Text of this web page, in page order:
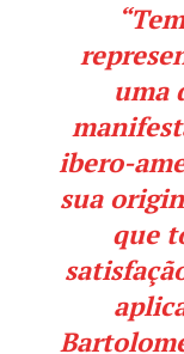
uma
ibero-
sua
que